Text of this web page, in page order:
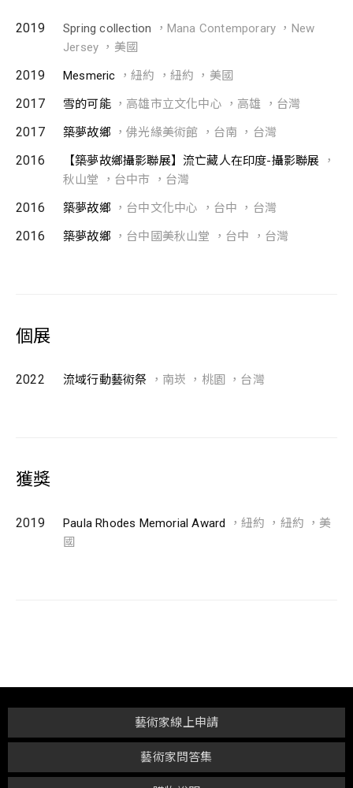
2019 Spring collection ，Mana Contemporary ，New
Jersey ，美國
2019 Mesmeric ，紐約 ，紐約 ，美國
2017 雪的可能，高雄市立文化中心 ，高雄 ，台灣
2017 築夢故鄉 ，佛光緣美術館 ，台南 ，台灣
2016 【築夢故鄉攝影聯展】流亡藏人在印度-攝影聯展 ，
秋山堂 ，台中市 ，台灣
2016 築夢故鄉 ，台中文化中心 ，台中 ，台灣
2016 築夢故鄉 ，台中國美秋山堂 ，台中 ，台灣
個展
2022 流域行動藝術祭 ，南崁 ，桃園 ，台灣
獲獎
2019 Paula Rhodes Memorial Award ，紐約 ，紐約 ，美
國
藝術家問答集
藝術家線上申請